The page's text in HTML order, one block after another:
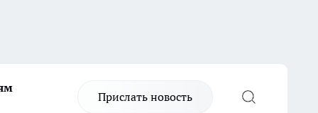
Прислать новость